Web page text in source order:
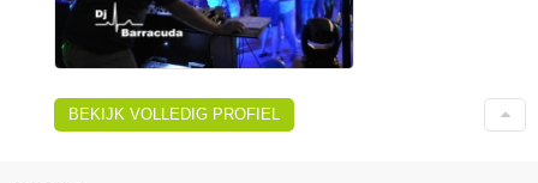
BEKIJK VOLLEDIG PROFIEL